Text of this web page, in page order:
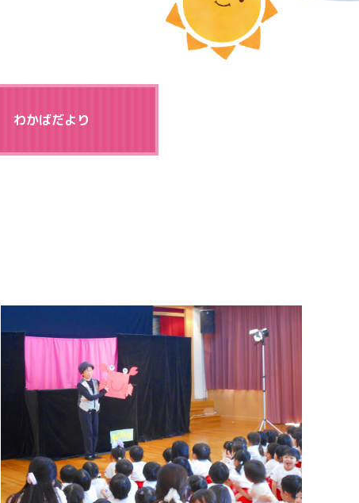
わかばだより